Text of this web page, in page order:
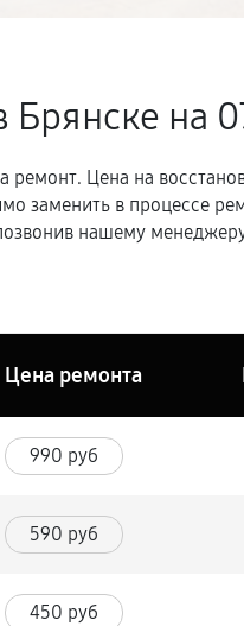
Брянске на
Цена на
заменить в процессе
нашему
Цена ремонта
990 руб
590 руб
450 руб